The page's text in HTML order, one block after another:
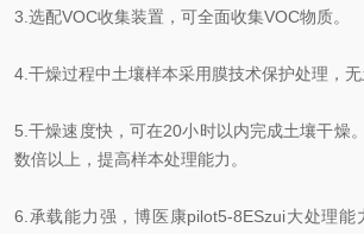
3.选配VOC收集装置，可全面收集VOC物质。
4.干燥过程中土壤样本采用膜技术保护处理，
5.干燥速度快，可在20小时以内完成土壤干燥
数倍以上，提高样本处理能力。
6.承载能力强，博医康pilot5-8ESzui大处理能